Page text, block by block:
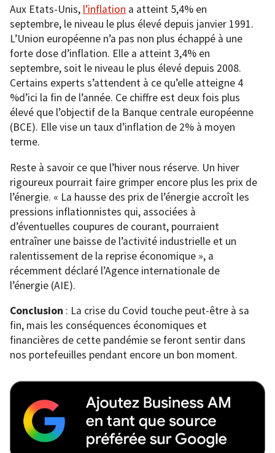
Aux Etats-Unis, l’inflation a atteint 5,4% en
septembre, le niveau le plus élevé depuis janvier 1991.
L’Union européenne n’a pas non plus échappé à une
forte dose d’inflation. Elle a atteint 3,4% en
septembre, soit le niveau le plus élevé depuis 2008.
Certains experts s’attendent à ce qu’elle atteigne 4
%d’ici la fin de l’année. Ce chiffre est deux fois plus
élevé que l’objectif de la Banque centrale européenne
(BCE). Elle vise un taux d’inflation de 2% à moyen
terme.
Reste à savoir ce que l’hiver nous réserve. Un hiver
rigoureux pourrait faire grimper encore plus les prix de
l’énergie. « La hausse des prix de l’énergie accroît les
pressions inflationnistes qui, associées à
d’éventuelles coupures de courant, pourraient
entraîner une baisse de l’activité industrielle et un
ralentissement de la reprise économique », a
récemment déclaré l’Agence internationale de
l’énergie (AIE).
Conclusion : La crise du Covid touche peut-être à sa
fin, mais les conséquences économiques et
financières de cette pandémie se feront sentir dans
nos portefeuilles pendant encore un bon moment.